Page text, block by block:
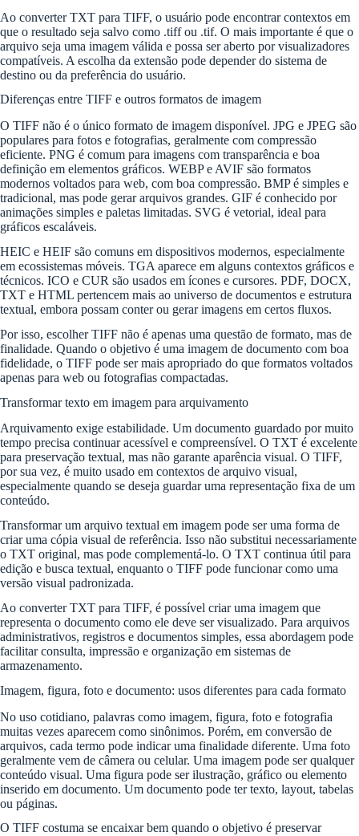
Ao converter TXT para TIFF, o usuário pode encontrar contextos em
que o resultado seja salvo como .tiff ou .tif. O mais importante é que o
arquivo seja uma imagem válida e possa ser aberto por visualizadores
compatíveis. A escolha da extensão pode depender do sistema de
destino ou da preferência do usuário.
Diferenças entre TIFF e outros formatos de imagem
O TIFF não é o único formato de imagem disponível. JPG e JPEG são
populares para fotos e fotografias, geralmente com compressão
eficiente. PNG é comum para imagens com transparência e boa
definição em elementos gráficos. WEBP e AVIF são formatos
modernos voltados para web, com boa compressão. BMP é simples e
tradicional, mas pode gerar arquivos grandes. GIF é conhecido por
animações simples e paletas limitadas. SVG é vetorial, ideal para
gráficos escaláveis.
HEIC e HEIF são comuns em dispositivos modernos, especialmente
em ecossistemas móveis. TGA aparece em alguns contextos gráficos e
técnicos. ICO e CUR são usados em ícones e cursores. PDF, DOCX,
TXT e HTML pertencem mais ao universo de documentos e estrutura
textual, embora possam conter ou gerar imagens em certos fluxos.
Por isso, escolher TIFF não é apenas uma questão de formato, mas de
finalidade. Quando o objetivo é uma imagem de documento com boa
fidelidade, o TIFF pode ser mais apropriado do que formatos voltados
apenas para web ou fotografias compactadas.
Transformar texto em imagem para arquivamento
Arquivamento exige estabilidade. Um documento guardado por muito
tempo precisa continuar acessível e compreensível. O TXT é excelente
para preservação textual, mas não garante aparência visual. O TIFF,
por sua vez, é muito usado em contextos de arquivo visual,
especialmente quando se deseja guardar uma representação fixa de um
conteúdo.
Transformar um arquivo textual em imagem pode ser uma forma de
criar uma cópia visual de referência. Isso não substitui necessariamente
o TXT original, mas pode complementá-lo. O TXT continua útil para
edição e busca textual, enquanto o TIFF pode funcionar como uma
versão visual padronizada.
Ao converter TXT para TIFF, é possível criar uma imagem que
representa o documento como ele deve ser visualizado. Para arquivos
administrativos, registros e documentos simples, essa abordagem pode
facilitar consulta, impressão e organização em sistemas de
armazenamento.
Imagem, figura, foto e documento: usos diferentes para cada formato
No uso cotidiano, palavras como imagem, figura, foto e fotografia
muitas vezes aparecem como sinônimos. Porém, em conversão de
arquivos, cada termo pode indicar uma finalidade diferente. Uma foto
geralmente vem de câmera ou celular. Uma imagem pode ser qualquer
conteúdo visual. Uma figura pode ser ilustração, gráfico ou elemento
inserido em documento. Um documento pode ter texto, layout, tabelas
ou páginas.
O TIFF costuma se encaixar bem quando o objetivo é preservar